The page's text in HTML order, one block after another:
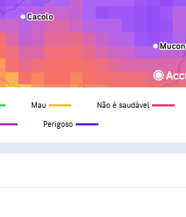
Mau
Não é saudável
Perigoso